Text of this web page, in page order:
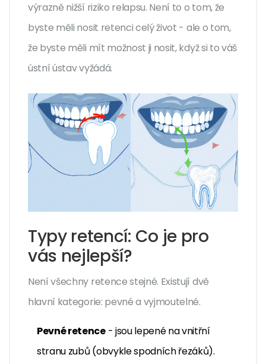
výrazně nižší riziko relapsu. Není to o tom, že
byste měli nosit retenci celý život - ale o tom,
že byste měli mít možnost ji nosit, když si to váš
ústní ústav vyžádá.
Typy retencí: Co je pro
vás nejlepší?
Není všechny retence stejné. Existují dvě
hlavní kategorie: pevné a vyjmoutelné.
Pevné retence- jsou lepené na vnitřní
stranu zubů (obvykle spodních řezáků).